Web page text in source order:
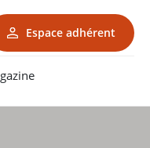
Espace adhérent